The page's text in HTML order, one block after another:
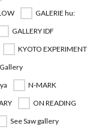
GALERIE hu:
GALLERY IDF
KYOTO EXPERIMENT
N-MARK
ON READING
See Saw gallery